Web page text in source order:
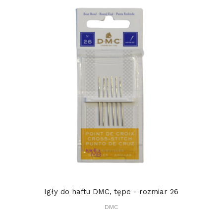
Igły do haftu DMC, tępe - rozmiar 26
DMC